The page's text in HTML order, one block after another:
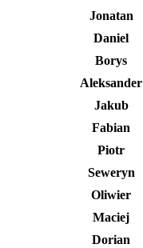
Jonatan
Daniel
Borys
Aleksander
Jakub
Fabian
Piotr
Seweryn
Oliwier
Maciej
Dorian